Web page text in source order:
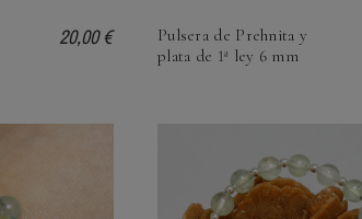
20,00 €
Pulsera de Prehnita y
plata de 1ª ley 6 mm